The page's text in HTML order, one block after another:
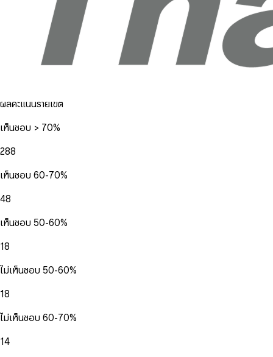
ผลคะแนนรายเขต
เห็นชอบ > 70%
288
เห็นชอบ 60-70%
48
เห็นชอบ 50-60%
18
ไม่เห็นชอบ 50-60%
18
ไม่เห็นชอบ 60-70%
14